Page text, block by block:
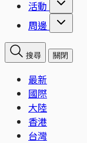
活動
周邊
搜尋 關閉
最新
國際
大陸
香港
台灣